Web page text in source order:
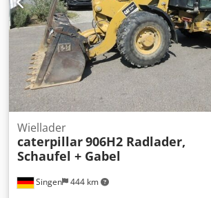
Operationeel gewicht: 8,5 ton.
Singen 444 km
Wiellader
caterpillar906H2 Radlader,
Schaufel + Gabel